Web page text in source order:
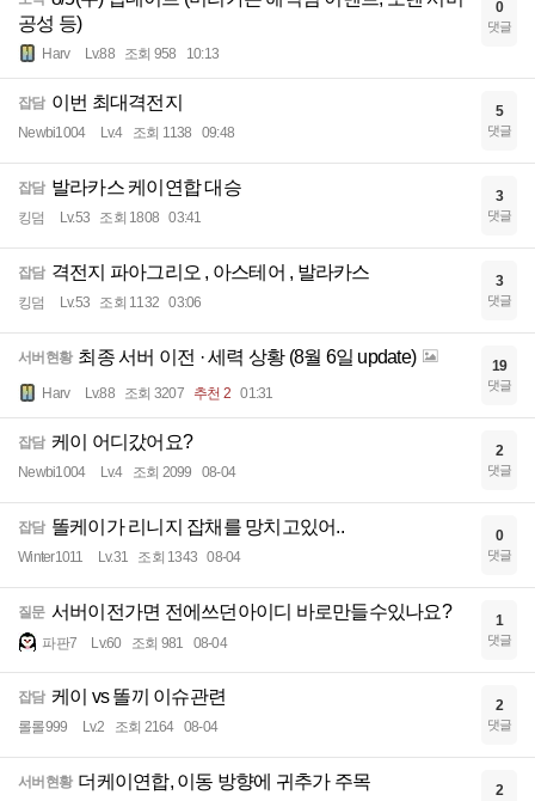
공성 등)
Harv Lv.88 조회 958 10:13
0
댓글
잡담 이번 최대격전지
Newbi1004 Lv.4 조회 1138 09:48
5
댓글
잡담 발라카스 케이연합 대승
킹덤 Lv.53 조회 1808 03:41
3
댓글
잡담 격전지 파아그리오 , 아스테어 , 발라카스
킹덤 Lv.53 조회 1132 03:06
3
댓글
서버현황 최종 서버 이전 · 세력 상황 (8월 6일 update)
Harv Lv.88 조회 3207 추천 2 01:31
19
댓글
잡담 케이 어디갔어요?
Newbi1004 Lv.4 조회 2099 08-04
2
댓글
잡담 똘케이가 리니지 잡채를 망치고있어..
Winter1011 Lv.31 조회 1343 08-04
0
댓글
질문 서버이전가면 전에쓰던아이디 바로만들수있나요?
파판7 Lv.60 조회 981 08-04
1
댓글
잡담 케이 vs 똘끼 이슈관련
롤롤999 Lv.2 조회 2164 08-04
2
댓글
서버현황 더케이연합, 이동 방향에 귀추가 주목 2